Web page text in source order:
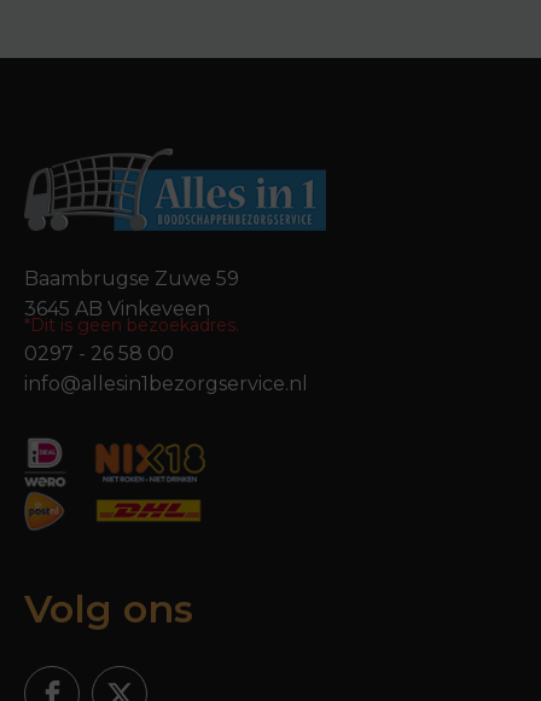
Baambrugse Zuwe 59
3645 AB Vinkeveen
*Dit is geen bezoekadres.
0297 - 26 58 00
info@allesin1bezorgservice.nl
Volg ons